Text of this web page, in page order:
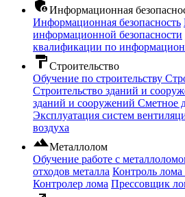
admin_panel_settingsИнформационная
Информационная безопасность
информационной безопасности
квалификации по
format_paintСтроительство
Обучение по строительству
Строительство зданий и
зданий и сооружений Сметное
Эксплуатация систем
воздуха
filter_hdrМеталлолом
Обучение работе с
отходов металла Контроль лома
Контролер лома Прессовщик